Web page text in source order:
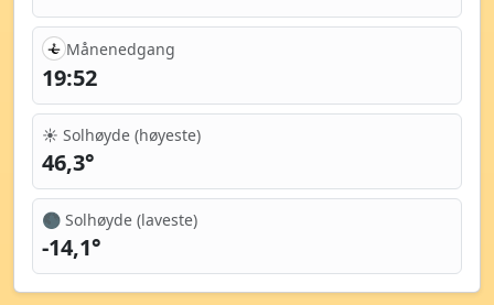
Månenedgang
19:52
☀️ Solhøyde (høyeste)
46,3°
🌑 Solhøyde (laveste)
-14,1°